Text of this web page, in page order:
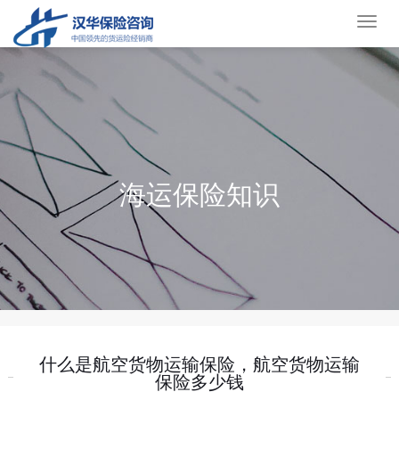
货
运
海运保险知识
什么是航空货物运输保险，航空货物运输
保险多少钱